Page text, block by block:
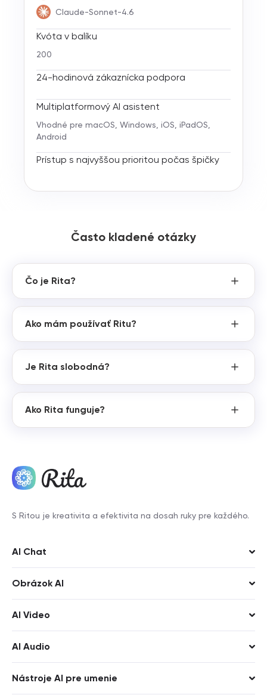
Claude-Sonnet-4.6
Kvóta v balíku
200
24-hodinová zákaznícka podpora
Multiplatformový AI asistent
Vhodné pre macOS, Windows, iOS, iPadOS,
Android
Prístup s najvyššou prioritou počas špičky
Často kladené otázky
Čo je Rita?
Ako mám používať Ritu?
Je Rita slobodná?
Ako Rita funguje?
S Ritou je kreativita a efektivita na dosah ruky pre každého.
AI Chat
ChatGPT 5.4
ChatGPT 5.2
Claude Opus 4.6
Claude Sonnet 4.6
Obrázok AI
Nano Banana Pro
Midjourney
Flux
Stable Diffusion
AI Video
AI Audio
Nástroje AI pre umenie